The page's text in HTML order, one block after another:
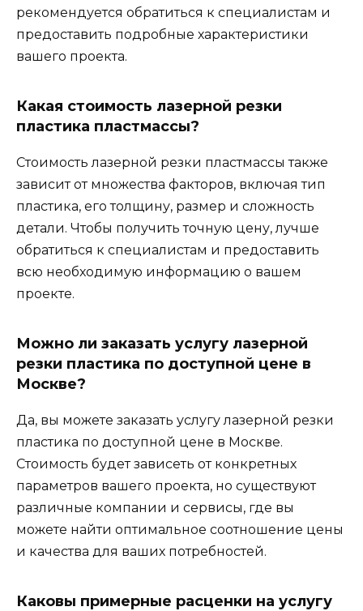
рекомендуется обратиться к специалистам и
предоставить подробные характеристики
вашего проекта.
Какая стоимость лазерной резки
пластика пластмассы?
Стоимость лазерной резки пластмассы также
зависит от множества факторов, включая тип
пластика, его толщину, размер и сложность
детали. Чтобы получить точную цену, лучше
обратиться к специалистам и предоставить
всю необходимую информацию о вашем
проекте.
Можно ли заказать услугу лазерной
резки пластика по доступной цене в
Москве?
Да, вы можете заказать услугу лазерной резки
пластика по доступной цене в Москве.
Стоимость будет зависеть от конкретных
параметров вашего проекта, но существуют
различные компании и сервисы, где вы
можете найти оптимальное соотношение цены
и качества для ваших потребностей.
Каковы примерные расценки на услугу